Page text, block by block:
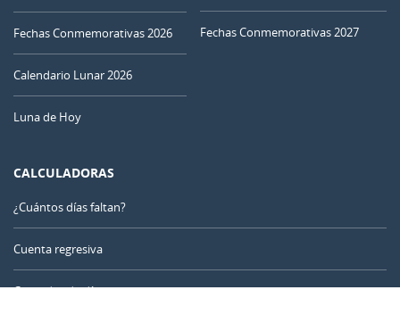
Fechas Conmemorativas 2026
Calendario Lunar 2026
Luna de Hoy
Fechas Conmemorativas 2027
CALCULADORAS
¿Cuántos días faltan?
Cuenta regresiva
Contador de días